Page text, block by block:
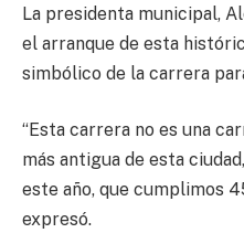
La presidenta municipal,
el arranque de esta
simbólico de la carrera
“Esta carrera no es una
más antigua de esta
este año, que cumplimos
expresó.